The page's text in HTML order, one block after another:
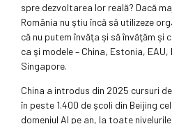
spre dezvoltarea lor reală? Dacă
România nu ştiu încă să utilizeze
că nu putem învăţa şi să învăţăm şi
ca şi modele – China, Estonia,
Singapore.
China a introdus din 2025 cursuri
în peste 1.400 de şcoli din Beijing
domeniul AI pe an, la toate